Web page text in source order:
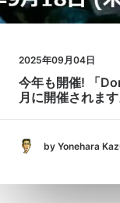
2025年09月04日
今年も開催! 「
月に開催されます
by Yonehara